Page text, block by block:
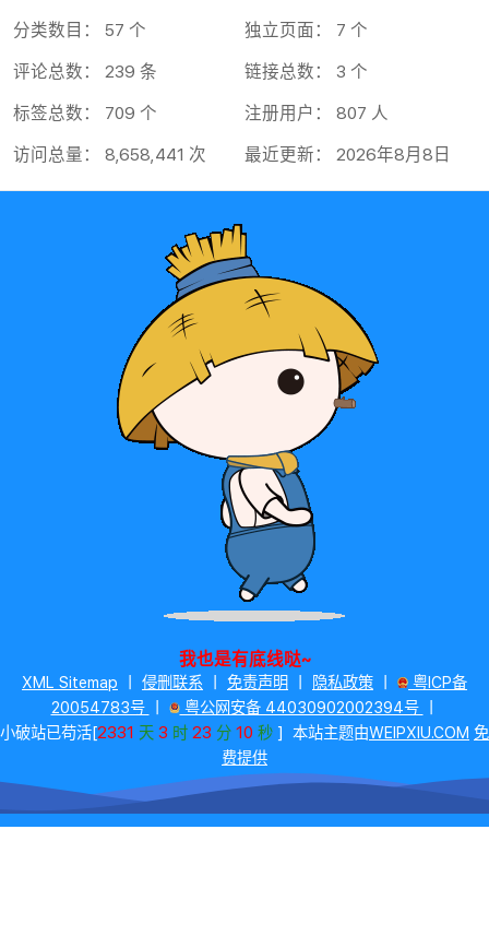
分类数目： 57 个 独立页面： 7 个
评论总数： 239 条 链接总数： 3 个
标签总数： 709 个 注册用户： 807 人
访问总量： 8,658,441 次 最近更新： 2026年8月8日
我也是有底线哒~
XML Sitemap 侵删联系 免责声明 隐私政策
粤ICP备
20054783号
粤公网安备 44030902002394号
小破站已苟活[2331 天3 时23 分11 秒 ] 本站主题由WEIPXIU.COM 免
费提供